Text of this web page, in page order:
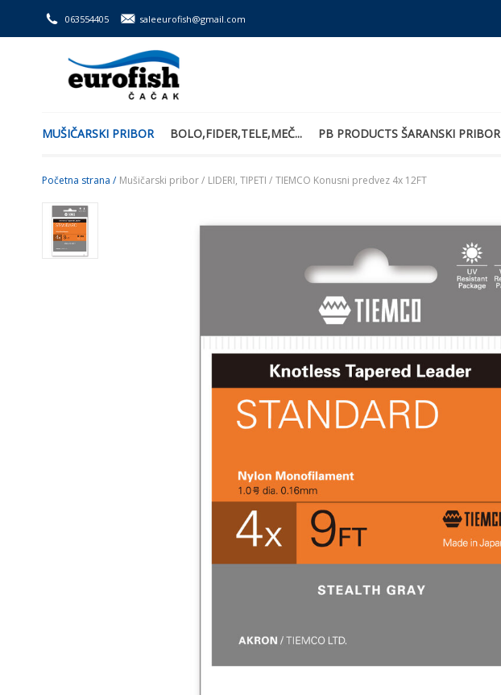
063554405 saleeurofish@gmail.com
MUŠIČARSKI PRIBOR BOLO,FIDER,TELE,MEČ... PB PRODUCTS ŠARANSKI PRIBOR
Početna strana / Mušičarski pribor / LIDERI, TIPETI / TIEMCO Konusni predvez 4x 12FT